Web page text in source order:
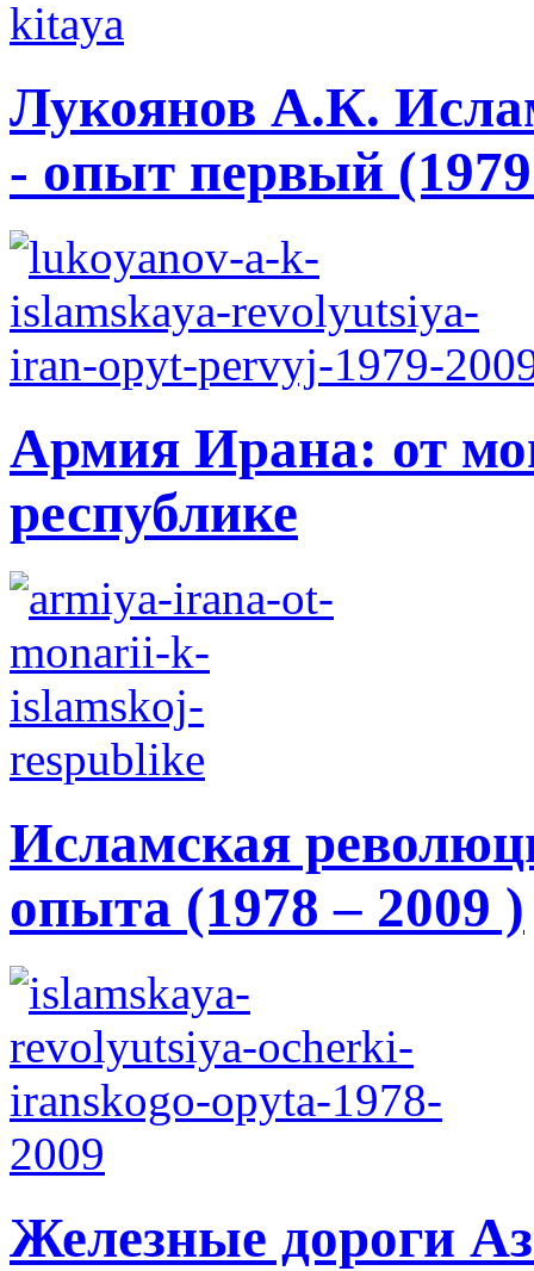
Лукоянов А.К.
- опыт первый
Армия Ирана: от
республике
Исламская
опыта (1978 – 2009 )
Железные дороги